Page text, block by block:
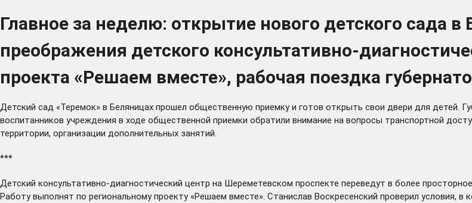
Главное за неделю: открытие нового детского сада
преображения детского консультативно-
проекта «Решаем вместе», рабочая поездка
Детский сад «Теремок» в Беляницах прошел общественную приемку и готов открыть свои двери для детей.
воспитанников учреждения в ходе общественной приемки обратили внимание на вопросы транспортной
территории, организации дополнительных занятий.
***
Детский консультативно-диагностический центр на Шереметевском проспекте переведут в более
Работу выполнят по региональному проекту «Решаем вместе». Станислав Воскресенский проверил условия,